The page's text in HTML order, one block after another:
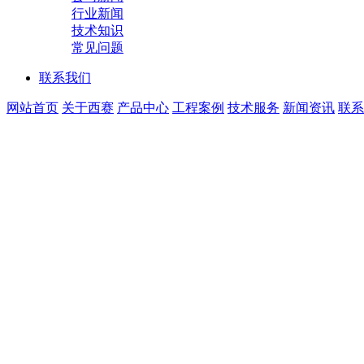
行业新闻
技术知识
常见问题
联系我们
网站首页 关于西赛 产品中心 工程案例 技术服务 新闻资讯 联